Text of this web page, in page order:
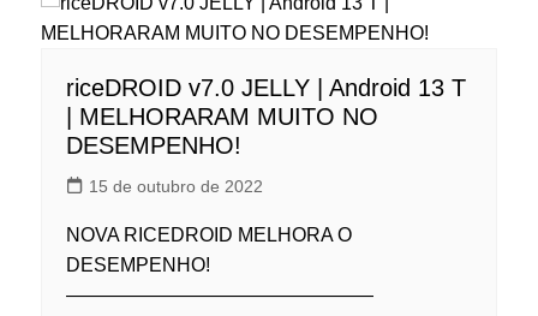
riceDROID v7.0 JELLY | Android 13 T
| MELHORARAM MUITO NO
DESEMPENHO!
15 de outubro de 2022
NOVA RICEDROID MELHORA O
DESEMPENHO!
————————————————